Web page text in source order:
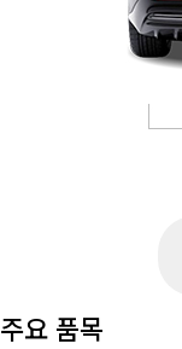
주요 품목